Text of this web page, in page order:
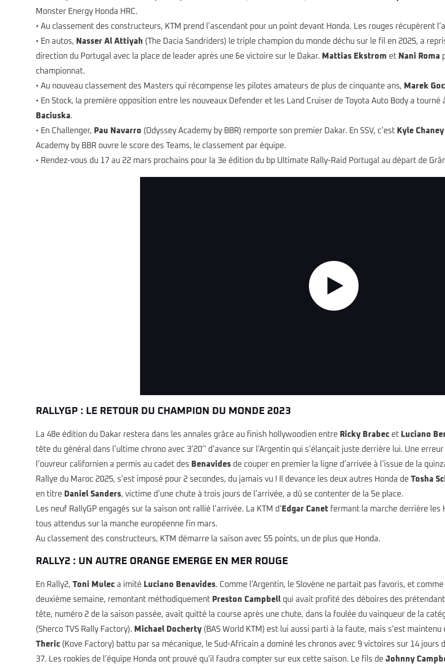
Monster Energy Honda HRC.
• Au classement des constructeurs, KTM prend l’ascendant pour un point devant Honda. Les rouges récupèrent
• En autos, Nasser Al Attiyah (The Dacia Sandriders) le triple champion du monde déchu sur le fil en 2025, a
direction du Portugal avec la place de leader après une 6e victoire sur le Dakar. Mattias Ekstrom et Nani Roma
championnat.
• Au nouveau classement des Masters qui récompense les pilotes amateurs de plus de cinquante ans, Marek
• En Stock, la première opposition entre les nouveaux Defender et les Land Cruiser de Toyota Auto Body a
Baciuska.
• En Challenger, Pau Navarro (Odyssey Academy by BBR) remporte son premier Dakar. En SSV, c’est Kyle Chaney
Academy by BBR ouvre le score des Teams, le classement par équipe.
• Rendez-vous du 17 au 22 mars prochains pour la 3e édition du bp Ultimate Rally-Raid Portugal au départ de
RALLYGP : LE RETOUR DU CHAMPION DU MONDE 2023
La 48e édition du Dakar restera dans les annales grâce au finish hollywoodien entre Ricky Brabec et Luciano
tête du général dans l’ultime chrono avec 3’20’’ d’avance sur l’Argentin qui s’élançait juste derrière lui. Une
l’ouvreur californien a permis au cadet des Benavides de couper en premier la ligne d’arrivée à l’issue de la
Rallye du Maroc 2025, s’est imposé pour 2 secondes, du jamais vu ! Il devance les deux autres Honda de Tosha
en titre Daniel Sanders, victime d’une chute à trois jours de l’arrivée, a dû se contenter de la 5e place.
Les neuf RallyGP engagés sur la saison ont rallié l’arrivée. La KTM d’ Edgar Canet fermant la marche derrière les
tous attendus sur la manche européenne fin mars.
Au classement des constructeurs, KTM démarre la saison avec 55 points, un de plus que Honda.
RALLY2 : UN AUTRE ORANGE EMERGE EN MER ROUGE
En Rally2, Toni Mulec a imité Luciano Benavides. Comme l’Argentin, le Slovène ne partait pas favoris, et
deuxième semaine, remontant méthodiquement Preston Campbell qui avait profité des déboires des
tête, numéro 2 de la saison passée, avait quitté la course après une chute, dans la foulée du vainqueur de la
(Sherco TVS Rally Factory). Michael Docherty (BAS World KTM) est lui aussi parti à la faute, mais s’est
Theric (Kove Factory) battu par sa mécanique, le Sud-Africain a dominé les chronos avec 9 victoires sur 14
37. Les rookies de l’équipe Honda ont prouvé qu’il faudra compter sur eux cette saison. Le fils de Johnny